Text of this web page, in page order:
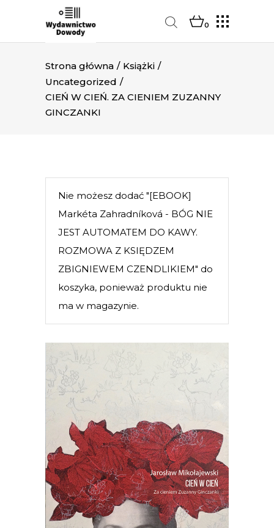
0
Strona główna / Książki /
Uncategorized /
CIEŃ W CIEŃ. ZA CIENIEM ZUZANNY
GINCZANKI
Nie możesz dodać "[EBOOK]
Markéta Zahradníková - BÓG NIE
JEST AUTOMATEM DO KAWY.
ROZMOWA Z KSIĘDZEM
ZBIGNIEWEM CZENDLIKIEM" do
koszyka, ponieważ produktu nie
ma w magazynie.